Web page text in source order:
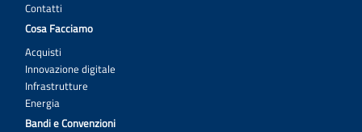
Contatti
Cosa Facciamo
Acquisti
Innovazione digitale
Infrastrutture
Energia
Bandi e Convenzioni